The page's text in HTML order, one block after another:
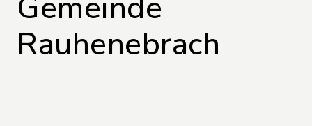
Gemeinde
Rauhenebrach